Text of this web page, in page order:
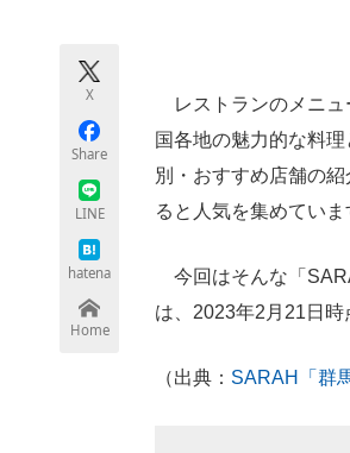
ちょっと気になるネット
X
Share
LINE
hatena
Home
レストランのメニュ
国各地の魅力的な料
別・おすすめ店舗の
ると人気を集めていま
今回はそんな「
は、2023年2月21日時
（出典： SARAH「群